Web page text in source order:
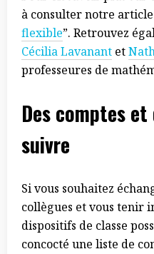
à consulter notre article
flexible”. Retrouvez
Cécilia Lavanant et
professeures de
Des comptes
suivre
Si vous souhaitez
collègues et vous tenir
dispositifs de classe
concocté une liste de